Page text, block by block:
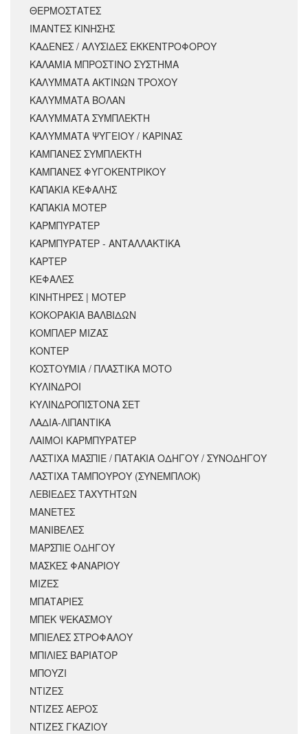
ΘΕΡΜΟΣΤΑΤΕΣ
ΙΜΑΝΤΕΣ ΚΙΝΗΣΗΣ
ΚΑΔΕΝΕΣ / ΑΛΥΣΙΔΕΣ ΕΚΚΕΝΤΡΟΦΟΡΟΥ
ΚΑΛΑΜΙΑ ΜΠΡΟΣΤΙΝΟ ΣΥΣΤΗΜΑ
ΚΑΛΥΜΜΑΤΑ ΑΚΤΙΝΩΝ ΤΡΟΧΟΥ
ΚΑΛΥΜΜΑΤΑ ΒΟΛΑΝ
ΚΑΛΥΜΜΑΤΑ ΣΥΜΠΛΕΚΤΗ
ΚΑΛΥΜΜΑΤΑ ΨΥΓΕΙΟΥ / ΚΑΡΙΝΑΣ
ΚΑΜΠΑΝΕΣ ΣΥΜΠΛΕΚΤΗ
ΚΑΜΠΑΝΕΣ ΦΥΓΟΚΕΝΤΡΙΚΟΥ
ΚΑΠΑΚΙΑ ΚΕΦΑΛΗΣ
ΚΑΠΑΚΙΑ ΜΟΤΕΡ
ΚΑΡΜΠΥΡΑΤΕΡ
ΚΑΡΜΠΥΡΑΤΕΡ - ΑΝΤΑΛΛΑΚΤΙΚΑ
ΚΑΡΤΕΡ
ΚΕΦΑΛΕΣ
ΚΙΝΗΤΗΡΕΣ | ΜΟΤΕΡ
ΚΟΚΟΡΑΚΙΑ ΒΑΛΒΙΔΩΝ
ΚΟΜΠΛΕΡ ΜΙΖΑΣ
ΚΟΝΤΕΡ
ΚΟΣΤΟΥΜΙΑ / ΠΛΑΣΤΙΚΑ ΜΟΤΟ
ΚΥΛΙΝΔΡΟΙ
ΚΥΛΙΝΔΡΟΠΙΣΤΟΝΑ ΣΕΤ
ΛΑΔΙΑ-ΛΙΠΑΝΤΙΚΑ
ΛΑΙΜΟΙ ΚΑΡΜΠΥΡΑΤΕΡ
ΛΑΣΤΙΧΑ ΜΑΣΠΙΕ / ΠΑΤΑΚΙΑ ΟΔΗΓΟΥ / ΣΥΝΟΔΗΓΟΥ
ΛΑΣΤΙΧΑ ΤΑΜΠΟΥΡΟΥ (ΣΥΝΕΜΠΛΟΚ)
ΛΕΒΙΕΔΕΣ ΤΑΧΥΤΗΤΩΝ
ΜΑΝΕΤΕΣ
ΜΑΝΙΒΕΛΕΣ
ΜΑΡΣΠΙΕ ΟΔΗΓΟΥ
ΜΑΣΚΕΣ ΦΑΝΑΡΙΟΥ
ΜΙΖΕΣ
ΜΠΑΤΑΡΙΕΣ
ΜΠΕΚ ΨΕΚΑΣΜΟΥ
ΜΠΙΕΛΕΣ ΣΤΡΟΦΑΛΟΥ
ΜΠΙΛΙΕΣ ΒΑΡΙΑΤΟΡ
ΜΠΟΥΖΙ
ΝΤΙΖΕΣ
ΝΤΙΖΕΣ ΑΕΡΟΣ
ΝΤΙΖΕΣ ΓΚΑΖΙΟΥ